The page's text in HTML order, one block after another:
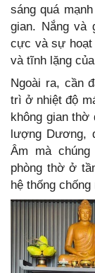
sáng quá
gian. Nắng và
cực và sự hoạt
và tĩnh lặng
Ngoài ra, cần
trì ở nhiệt độ
không gian thờ
lượng Dương,
Âm mà
phòng thờ ở
hệ thống